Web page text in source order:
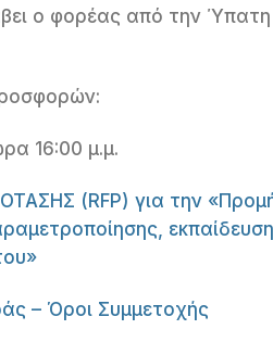
ο φορέας από την
16:00 μ.μ.
(RFP) για την
– Όροι Συμμετοχής